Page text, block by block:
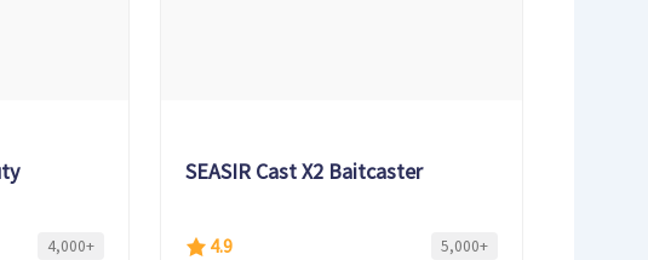
4,000+
SEASIR Cast X2 Baitcaster
4.9 5,000+